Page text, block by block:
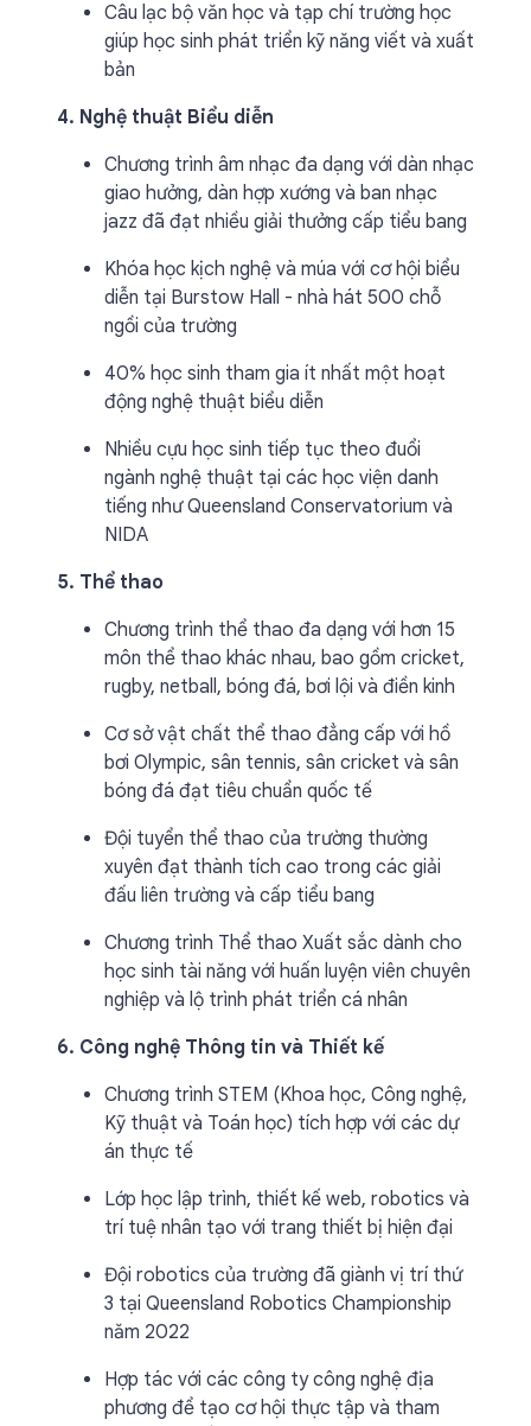
Câu lạc bộ văn học và tạp chí trường học
giúp học sinh phát triển kỹ năng viết và xuất
bản
4. Nghệ thuật Biểu diễn
Chương trình âm nhạc đa dạng với dàn nhạc
giao hưởng, dàn hợp xướng và ban nhạc
jazz đã đạt nhiều giải thưởng cấp tiểu bang
Khóa học kịch nghệ và múa với cơ hội biểu
diễn tại Burstow Hall - nhà hát 500 chỗ
ngồi của trường
40% học sinh tham gia ít nhất một hoạt
động nghệ thuật biểu diễn
Nhiều cựu học sinh tiếp tục theo đuổi
ngành nghệ thuật tại các học viện danh
tiếng như Queensland Conservatorium và
NIDA
5. Thể thao
Chương trình thể thao đa dạng với hơn 15
môn thể thao khác nhau, bao gồm cricket,
rugby, netball, bóng đá, bơi lội và điền kinh
Cơ sở vật chất thể thao đẳng cấp với hồ
bơi Olympic, sân tennis, sân cricket và sân
bóng đá đạt tiêu chuẩn quốc tế
Đội tuyển thể thao của trường thường
xuyên đạt thành tích cao trong các giải
đấu liên trường và cấp tiểu bang
Chương trình Thể thao Xuất sắc dành cho
học sinh tài năng với huấn luyện viên chuyên
nghiệp và lộ trình phát triển cá nhân
6. Công nghệ Thông tin và Thiết kế
Chương trình STEM (Khoa học, Công nghệ,
Kỹ thuật và Toán học) tích hợp với các dự
án thực tế
Lớp học lập trình, thiết kế web, robotics và
trí tuệ nhân tạo với trang thiết bị hiện đại
Đội robotics của trường đã giành vị trí thứ
3 tại Queensland Robotics Championship
năm 2022
Hợp tác với các công ty công nghệ địa
phương để tạo cơ hội thực tập và tham